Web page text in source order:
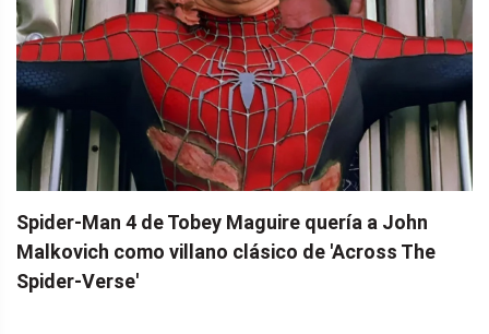
Spider-Man 4 de Tobey Maguire quería a John
Malkovich como villano clásico de 'Across The
Spider-Verse'